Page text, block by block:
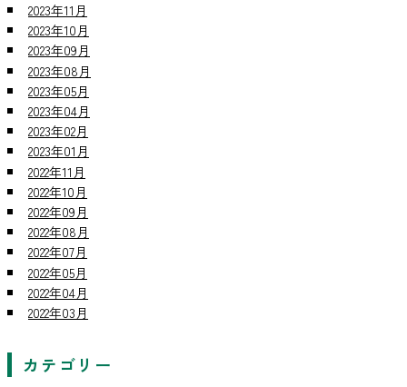
2023年11月
2023年10月
2023年09月
2023年08月
2023年05月
2023年04月
2023年02月
2023年01月
2022年11月
2022年10月
2022年09月
2022年08月
2022年07月
2022年05月
2022年04月
2022年03月
カテゴリー